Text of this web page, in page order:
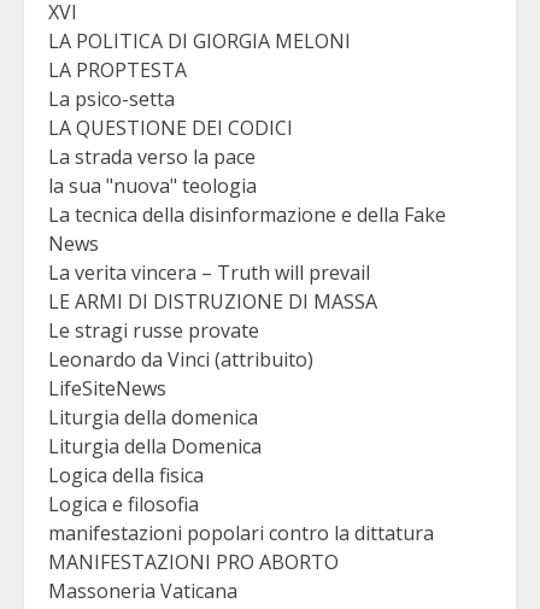
XVI
LA POLITICA DI GIORGIA MELONI
LA PROPTESTA
La psico-setta
LA QUESTIONE DEI CODICI
La strada verso la pace
la sua "nuova" teologia
La tecnica della disinformazione e della Fake
News
La verita vincera – Truth will prevail
LE ARMI DI DISTRUZIONE DI MASSA
Le stragi russe provate
Leonardo da Vinci (attribuito)
LifeSiteNews
Liturgia della domenica
Liturgia della Domenica
Logica della fisica
Logica e filosofia
manifestazioni popolari contro la dittatura
MANIFESTAZIONI PRO ABORTO
Massoneria Vaticana